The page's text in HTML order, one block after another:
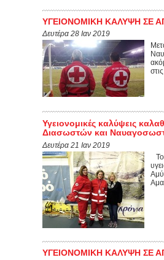
ΥΓΕΙΟΝΟΜΙΚΗ ΚΑΛΥΨΗ ΣΕ
Δευτέρα 28 Ιαν 2019
Υγειονομικές καλύψεις
Διασωστών και
Δευτέρα 21 Ιαν 2019
ΥΓΕΙΟΝΟΜΙΚΗ ΚΑΛΥΨΗ ΣΕ